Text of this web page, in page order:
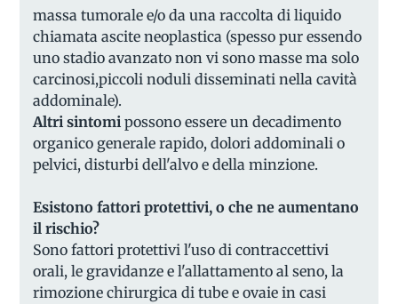
massa tumorale e/o da una raccolta di liquido
chiamata ascite neoplastica (spesso pur essendo
uno stadio avanzato non vi sono masse ma solo
carcinosi,piccoli noduli disseminati nella cavità
addominale).
Altri sintomi possono essere un decadimento
organico generale rapido, dolori addominali o
pelvici, disturbi dell'alvo e della minzione.
Esistono fattori protettivi, o che ne aumentano
il rischio?
Sono fattori protettivi l'uso di contraccettivi
orali, le gravidanze e l'allattamento al seno, la
rimozione chirurgica di tube e ovaie in casi